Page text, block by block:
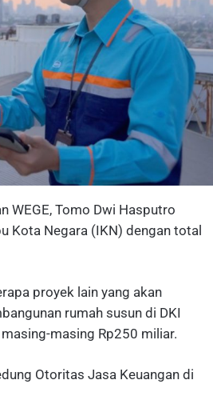
WEGE, Tomo Dwi Hasputro
Kota Negara (IKN) dengan total
proyek lain yang akan
rumah susun di DKI
masing Rp250 miliar.
Otoritas Jasa Keuangan di